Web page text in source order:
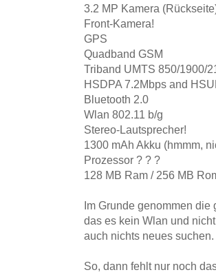
3.2 MP Kamera
Front-Kamera!
GPS
Quadband GSM
Triband UMTS 850/1900/
HSDPA 7.2Mbps and
Bluetooth 2.0
Wlan 802.11 b/g
Stereo-Lautsprecher!
1300 mAh Akku (hmmm,
Prozessor ? ? ?
128 MB Ram / 256 MB
Im Grunde genommen
das es kein Wlan und
auch nichts neues
So, dann fehlt nur noch